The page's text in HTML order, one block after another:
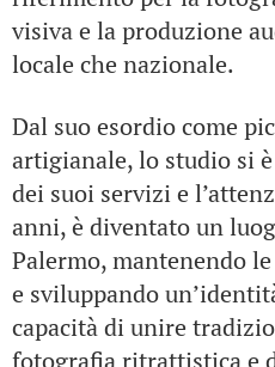
visiva e la produzione
locale che nazionale.
Dal suo esordio come
artigianale, lo studio si
dei suoi servizi e
anni, è diventato un
Palermo, mantenendo
e sviluppando
capacità di unire
fotografia ritrattistica e